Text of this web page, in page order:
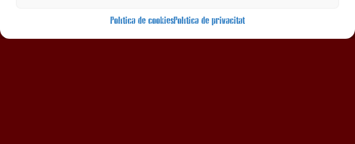
Política de cookiesPolítica de privacitat